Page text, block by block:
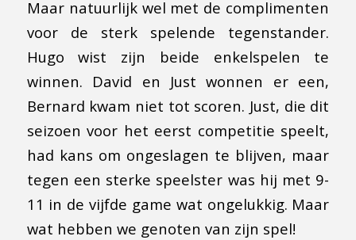
Maar natuurlijk wel met de complimenten
voor de sterk spelende tegenstander.
Hugo wist zijn beide enkelspelen te
winnen. David en Just wonnen er een,
Bernard kwam niet tot scoren. Just, die dit
seizoen voor het eerst competitie speelt,
had kans om ongeslagen te blijven, maar
tegen een sterke speelster was hij met 9-
11 in de vijfde game wat ongelukkig. Maar
wat hebben we genoten van zijn spel!